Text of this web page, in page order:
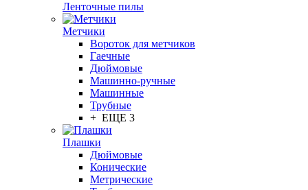
Ленточные пилы
Метчики
Вороток для метчиков
Гаечные
Дюймовые
Машинно-ручные
Машинные
Трубные
+ ЕЩЕ 3
Плашки
Дюймовые
Конические
Метрические